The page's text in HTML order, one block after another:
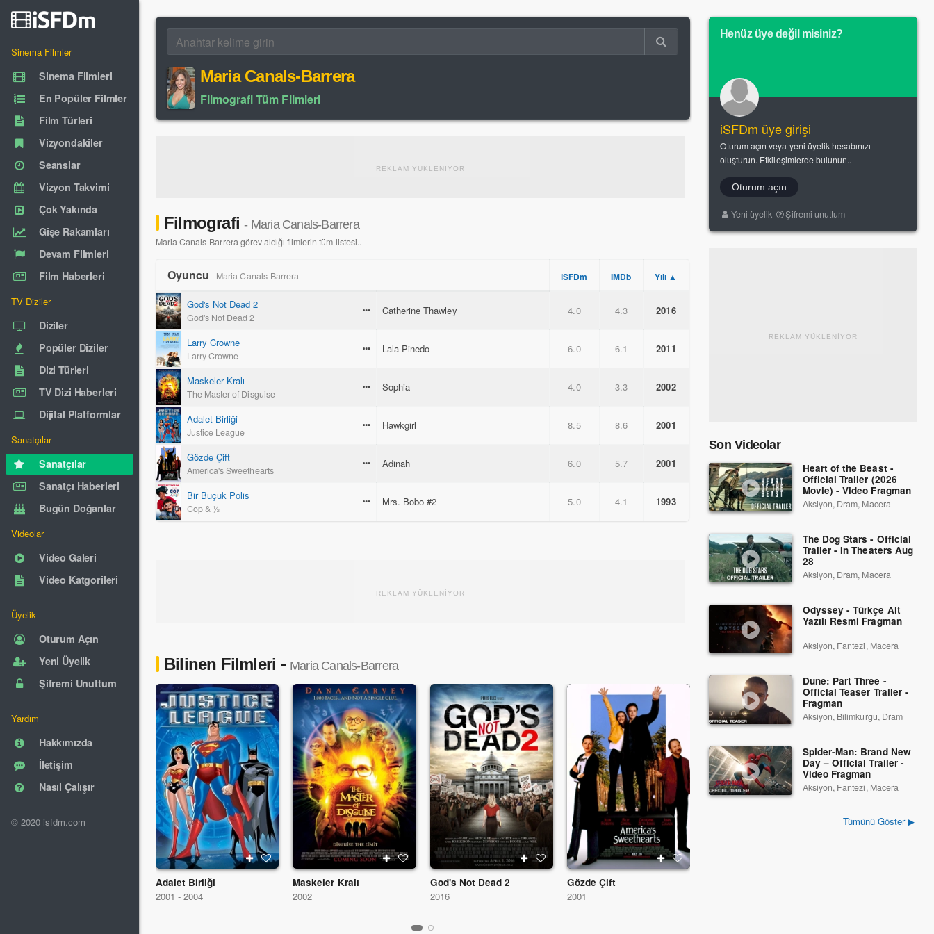
Sinema Filmler
Sinema Filmleri
En Popüler Filmler
Film Türleri
Vizyondakiler
Seanslar
Vizyon Takvimi
Çok Yakında
Gişe Rakamları
Devam Filmleri
Film Haberleri
TV Diziler
Diziler
Popüler Diziler
Dizi Türleri
TV Dizi Haberleri
Dijital Platformlar
Sanatçılar
Sanatçılar
Sanatçı Haberleri
Bugün Doğanlar
Videolar
Video Galeri
Video Katgorileri
Üyelik
Oturum Açın
Yeni Üyelik
Şifremi Unuttum
Yardım
Hakkımızda
İletişim
Nasıl Çalışır
© 2020 isfdm.com
Maria Canals-Barrera
Filmografi Tüm Filmleri
REKLAM YÜKLENİYOR
Filmografi- Maria Canals-Barrera
Maria Canals-Barrera görev aldığı filmlerin tüm listesi..
Oyuncu - Maria Canals-Barrera iSFDm IMDb Yılı ▲
God's Not Dead 2
God's Not Dead 2
Catherine Thawley 4.0 4.3 2016
Larry Crowne
Larry Crowne
Lala Pinedo 6.0 6.1 2011
Maskeler Kralı
The Master of Disguise
Sophia 4.0 3.3 2002
Adalet Birliği
Justice League
Hawkgirl 8.5 8.6 2001
Gözde Çift
America's Sweethearts
Adinah 6.0 5.7 2001
Bir Buçuk Polis
Cop & ½
Mrs. Bobo #2 5.0 4.1 1993
REKLAM YÜKLENİYOR
Bilinen Filmleri - Maria Canals-Barrera
Adalet Birliği
2001 - 2004
Maskeler Kralı
2002
God's Not Dead 2
2016
Gözde Çift
2001
Henüz üye değil misiniz?
iSFDm üye girişi
Oturum açın veya yeni üyelik hesabınızı
oluşturun. Etkileşimlerde bulunun..
Oturum açın
Yeni üyelik Şifremi unuttum
REKLAM YÜKLENİYOR
Son Videolar
Heart of the Beast -
Official Trailer (2026
Movie) - Video Fragman
Aksiyon, Dram, Macera
The Dog Stars - Official
Trailer - In Theaters Aug
28
Aksiyon, Dram, Macera
Odyssey - Türkçe Alt
Yazılı Resmi Fragman
Aksiyon, Fantezi, Macera
Dune: Part Three -
Official Teaser Trailer -
Fragman
Aksiyon, Bilimkurgu, Dram
Spider-Man: Brand New
Day – Official Trailer -
Video Fragman
Aksiyon, Fantezi, Macera
Tümünü Göster ▶